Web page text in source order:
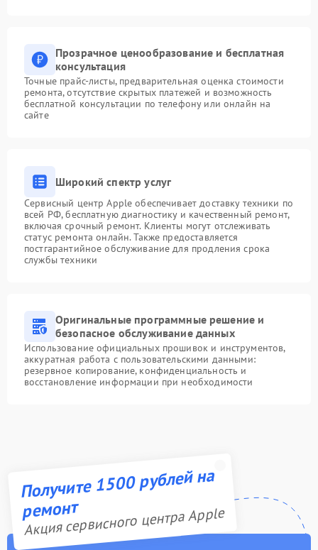
Прозрачное ценообразование и бесплатная
консультация
Точные прайс-листы, предварительная оценка стоимости
ремонта, отсутствие скрытых платежей и возможность
бесплатной консультации по телефону или онлайн на
сайте
Широкий спектр услуг
Сервисный центр Apple обеспечивает доставку техники по
всей РФ, бесплатную диагностику и качественный ремонт,
включая срочный ремонт. Клиенты могут отслеживать
статус ремонта онлайн. Также предоставляется
постгарантийное обслуживание для продления срока
службы техники
Оригинальные программные решение и
безопасное обслуживание данных
Использование официальных прошивок и инструментов,
аккуратная работа с пользовательскими данными:
резервное копирование, конфиденциальность и
восстановление информации при необходимости
Получите 1500 рублей на
ремонт
Акция сервисного центра Apple